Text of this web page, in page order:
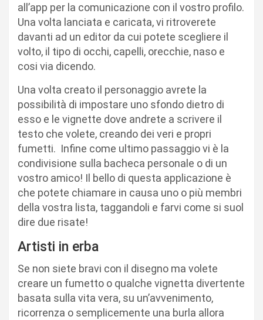
all’app per la comunicazione con il vostro profilo.
Una volta lanciata e caricata, vi ritroverete
davanti ad un editor da cui potete scegliere il
volto, il tipo di occhi, capelli, orecchie, naso e
cosi via dicendo.
Una volta creato il personaggio avrete la
possibilità di impostare uno sfondo dietro di
esso e le vignette dove andrete a scrivere il
testo che volete, creando dei veri e propri
fumetti. Infine come ultimo passaggio vi è la
condivisione sulla bacheca personale o di un
vostro amico! Il bello di questa applicazione è
che potete chiamare in causa uno o più membri
della vostra lista, taggandoli e farvi come si suol
dire due risate!
Artisti in erba
Se non siete bravi con il disegno ma volete
creare un fumetto o qualche vignetta divertente
basata sulla vita vera, su un’avvenimento,
ricorrenza o semplicemente una burla allora